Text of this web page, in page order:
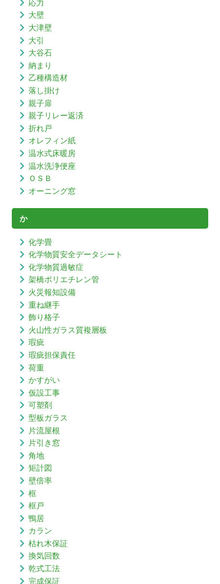
応力
大壁
大津壁
大引
大谷石
納まり
乙種構造材
落し掛け
親子扉
親子リレー返済
折れ戸
オレフィン紙
温水式床暖房
温水洗浄便座
ＯＳＢ
オーニング窓
か
化学畳
化学物質安全データシート
化学物質過敏症
架橋ポリエチレン管
火災報知設備
重ね継手
飾り格子
火山性ガラス質複層板
瑕疵
瑕疵担保責任
荷重
かすがい
仮設工事
可塑剤
型板ガラス
片流屋根
片引き窓
角地
矩計図
壁倍率
框
框戸
鴨居
カラン
枯れ木保証
換気回数
乾式工法
完成保証